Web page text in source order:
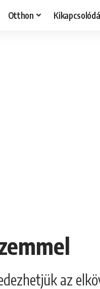
Otthon
az